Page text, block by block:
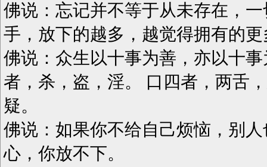
佛说：忘记并不等于从未存在，
手，放下的越多，越觉得拥有的更
佛说：众生以十事为善，亦以十
者，杀，盗，淫。 口四者，两舌
疑。
佛说：如果你不给自己烦恼，别
心，你放不下。